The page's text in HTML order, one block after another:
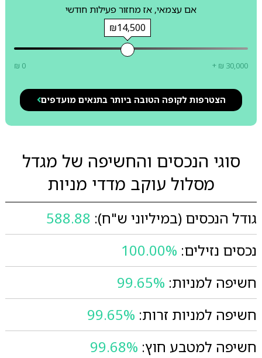
אם עצמאי, אז מחזור פעילות חודשי
₪14,500
₪ 0 + ₪ 30,000
הצטרפות לקופה הטובה ביותר בתנאים מועדפים
סוגי הנכסים והחשיפה של מגדל
מסלול עוקב מדדי מניות
גודל הנכסים (במיליוני ש"ח): 588.88
נכסים נזילים: 100.00%
חשיפה למניות: 99.65%
חשיפה למניות זרות: 99.65%
חשיפה למטבע חוץ: 99.68%